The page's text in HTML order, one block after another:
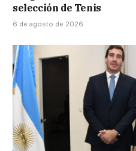
selección de Tenis
6 de agosto de 2026